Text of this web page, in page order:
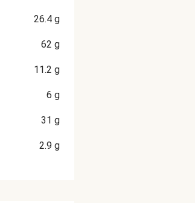
26.4 g
62 g
11.2 g
6 g
31 g
2.9 g